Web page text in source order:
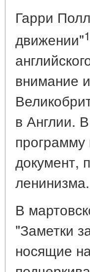
Гарри
движении"1
внимание
в Англии.
документ,
ленинизма.
В
"Заметки
носящие